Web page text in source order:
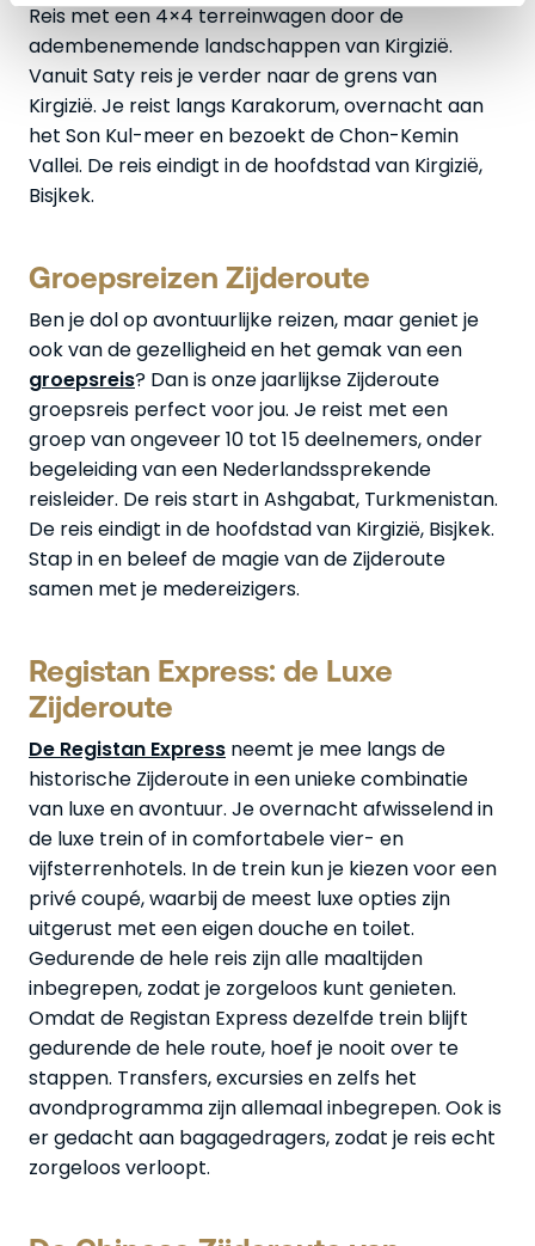
Reis met een 4×4 terreinwagen door de
adembenemende landschappen van Kirgizië.
Vanuit Saty reis je verder naar de grens van
Kirgizië. Je reist langs Karakorum, overnacht aan
het Son Kul-meer en bezoekt de Chon-Kemin
Vallei. De reis eindigt in de hoofdstad van Kirgizië,
Bisjkek.
Groepsreizen Zijderoute
Ben je dol op avontuurlijke reizen, maar geniet je
ook van de gezelligheid en het gemak van een
groepsreis? Dan is onze jaarlijkse Zijderoute
groepsreis perfect voor jou. Je reist met een
groep van ongeveer 10 tot 15 deelnemers, onder
begeleiding van een Nederlandssprekende
reisleider. De reis start in Ashgabat, Turkmenistan.
De reis eindigt in de hoofdstad van Kirgizië, Bisjkek.
Stap in en beleef de magie van de Zijderoute
samen met je medereizigers.
Registan Express: de Luxe
Zijderoute
De Registan Express neemt je mee langs de
historische Zijderoute in een unieke combinatie
van luxe en avontuur. Je overnacht afwisselend in
de luxe trein of in comfortabele vier- en
vijfsterrenhotels. In de trein kun je kiezen voor een
privé coupé, waarbij de meest luxe opties zijn
uitgerust met een eigen douche en toilet.
Gedurende de hele reis zijn alle maaltijden
inbegrepen, zodat je zorgeloos kunt genieten.
Omdat de Registan Express dezelfde trein blijft
gedurende de hele route, hoef je nooit over te
stappen. Transfers, excursies en zelfs het
avondprogramma zijn allemaal inbegrepen. Ook is
er gedacht aan bagagedragers, zodat je reis echt
zorgeloos verloopt.